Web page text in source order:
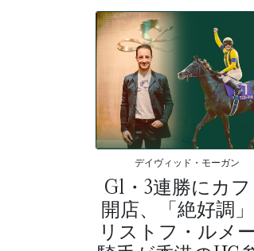
デイヴィッド・モーガン
G1・3連勝にカ
開店、「絶好調
リストフ・ルメ